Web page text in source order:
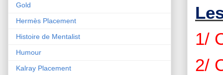
1/
2/
Gold
Hermès Placement
Histoire de Mentalist
Humour
Kalray Placement